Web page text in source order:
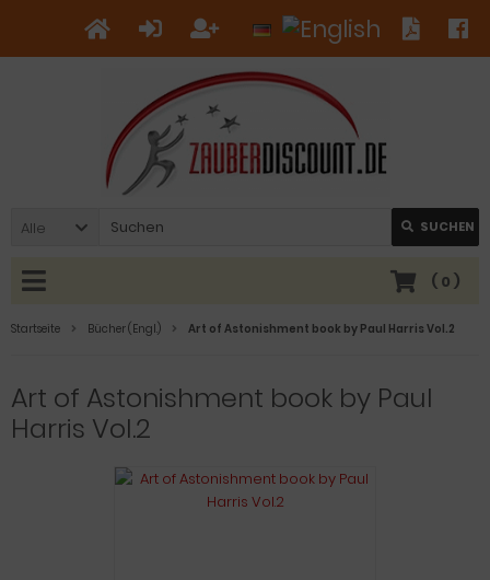
Alle SUCHEN
( 0 )
Startseite Bücher (Engl.) Art of Astonishment book by Paul Harris Vol.2
Art of Astonishment book by Paul
Harris Vol.2